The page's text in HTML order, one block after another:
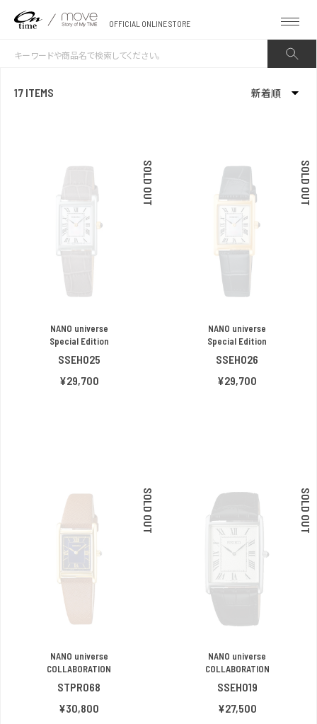
OFFICIAL ONLINE STORE
17 ITEMS 新着順
価格が安い
価格が高い
お気に入り登録数
SOLD OUT
NANO universe
Special Edition
SSEH025
¥29,700
SOLD OUT
NANO universe
Special Edition
SSEH026
¥29,700
SOLD OUT
NANO universe
COLLABORATION
STPR068
¥30,800
SOLD OUT
NANO universe
COLLABORATION
SSEH019
¥27,500